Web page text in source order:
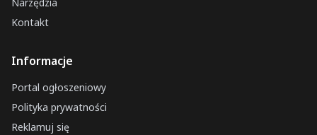
Narzędzia
Kontakt
Informacje
Portal ogłoszeniowy
Polityka prywatności
Reklamuj się